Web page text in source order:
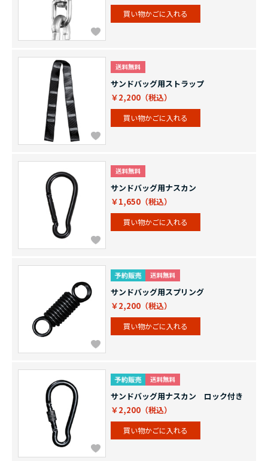
買い物かごに入れる
サンドバッグ用ストラップ
￥2,200
買い物かごに入れる
サンドバッグ用ナスカン
￥1,650
買い物かごに入れる
サンドバッグ用スプリング
￥2,200
買い物かごに入れる
サンドバッグ用ナスカン ロック付き
￥2,200
買い物かごに入れる